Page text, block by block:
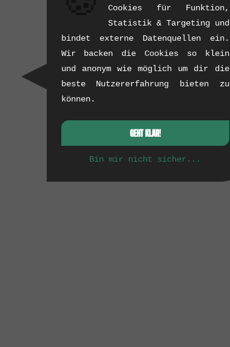
Cookies für Funktion,
Statistik & Targeting und
bindet externe Datenquellen ein.
Wir backen die Cookies so klein
und anonym wie möglich um dir die
beste Nutzererfahrung bieten zu
können.
GEHT KLAR!
Bin mir nicht sicher...